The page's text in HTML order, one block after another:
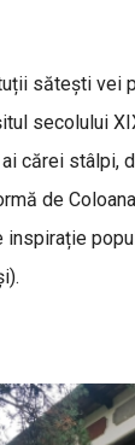
sătești vei
secolului
cărei stâlpi,
de
inspirație